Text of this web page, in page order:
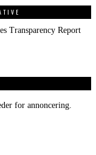
Transparency Report
for annoncering.